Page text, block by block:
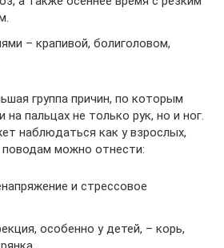
– крапивой, болиголовом,
группа причин, по которым
пальцах не только рук, но и ног.
наблюдаться как у взрослых,
можно отнести:
и стрессовое
особенно у детей, – корь,